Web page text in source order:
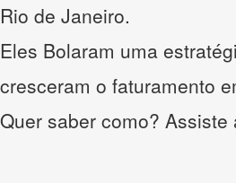
Rio de Janeiro.
Eles Bolaram uma
cresceram o faturamento
Quer saber como? Assiste